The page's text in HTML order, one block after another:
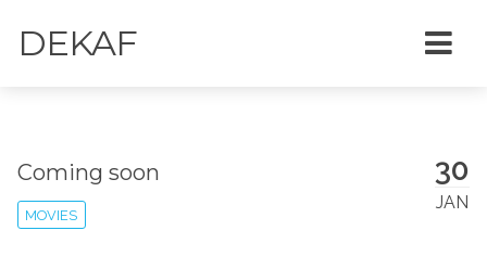
DEKAF
30
JAN
Coming soon
MOVIES